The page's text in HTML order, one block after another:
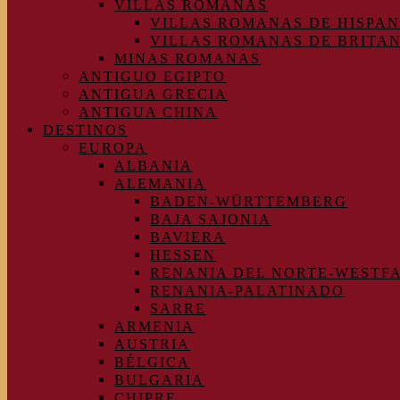
VILLAS ROMANAS
VILLAS ROMANAS DE
VILLAS ROMANAS DE
MINAS ROMANAS
ANTIGUO EGIPTO
ANTIGUA GRECIA
ANTIGUA CHINA
DESTINOS
EUROPA
ALBANIA
ALEMANIA
BADEN-WÜRTTEMBERG
BAJA SAJONIA
BAVIERA
HESSEN
RENANIA DEL NORTE-
RENANIA-PALATINADO
SARRE
ARMENIA
AUSTRIA
BÉLGICA
BULGARIA